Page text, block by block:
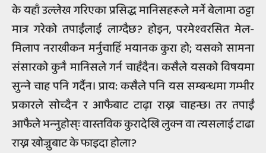
के यहाँ उल्लेख गरिएका प्रसिद्ध मानिसहरूले मर्ने बेलामा ठट्टा
मात्र गरेको तपाईंलाई लाग्दैछ? होइन, परमेश्‍वरसित मेल-
मिलाप नराखीकन मर्नुचाहिँ भयानक कुरा हो; यसको सामना
संसारको कुनै मानिसले गर्न चाहँदैन। कसैले यसको विषयमा
सुन्‍ने चाह पनि गर्दैन। प्राय: कसैले पनि यस सम्बन्धमा गम्भीर
प्रकारले सोच्दैन र आफैबाट टाढ़ा राख्न चाहन्छ। तर तपाईं
आफैले भन्‍नुहोस्ः वास्तविक कुरादेखि लुक्न वा त्यसलाई टाढा
राख्न खोज्नुबाट के फाइदा होला?